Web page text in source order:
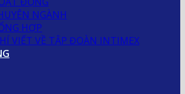
NGÀNH
HỢP
VIẾT VỀ TẬP ĐOÀN INTIMEX